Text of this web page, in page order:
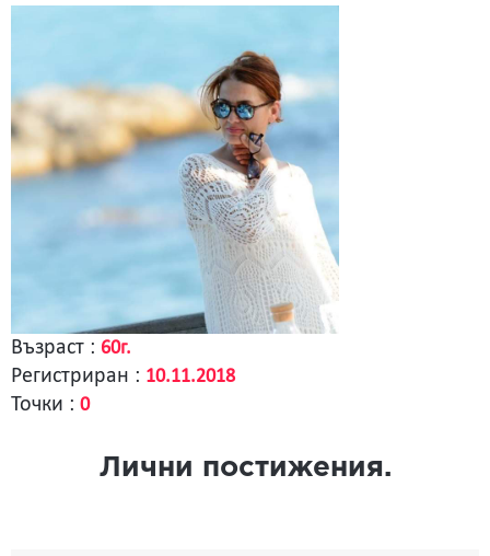
Възраст : 60г.
Регистриран : 10.11.2018
Точки : 0
Лични постижения.